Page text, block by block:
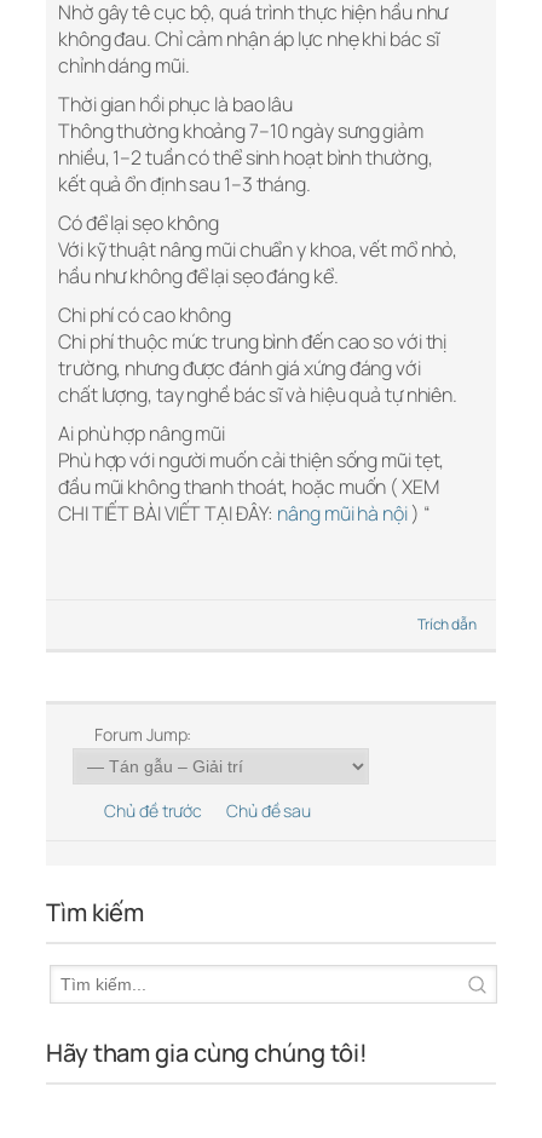
Nhờ gây tê cục bộ, quá trình thực hiện hầu như
không đau. Chỉ cảm nhận áp lực nhẹ khi bác sĩ
chỉnh dáng mũi.
Thời gian hồi phục là bao lâu
Thông thường khoảng 7–10 ngày sưng giảm
nhiều, 1–2 tuần có thể sinh hoạt bình thường,
kết quả ổn định sau 1–3 tháng.
Có để lại sẹo không
Với kỹ thuật nâng mũi chuẩn y khoa, vết mổ nhỏ,
hầu như không để lại sẹo đáng kể.
Chi phí có cao không
Chi phí thuộc mức trung bình đến cao so với thị
trường, nhưng được đánh giá xứng đáng với
chất lượng, tay nghề bác sĩ và hiệu quả tự nhiên.
Ai phù hợp nâng mũi
Phù hợp với người muốn cải thiện sống mũi tẹt,
đầu mũi không thanh thoát, hoặc muốn ( XEM
CHI TIẾT BÀI VIẾT TẠI ĐÂY: nâng mũi hà nội) “
Trích dẫn
Forum Jump:
Chủ đề trước Chủ đề sau
Tìm kiếm
Hãy tham gia cùng chúng tôi!